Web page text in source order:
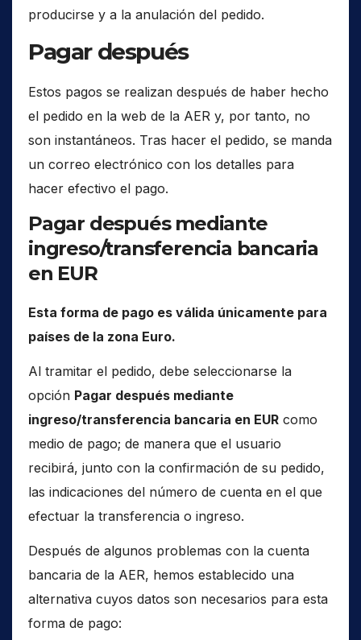
producirse y a la anulación del pedido.
Pagar después
Estos pagos se realizan después de haber hecho
el pedido en la web de la AER y, por tanto, no
son instantáneos. Tras hacer el pedido, se manda
un correo electrónico con los detalles para
hacer efectivo el pago.
Pagar después mediante
ingreso/transferencia bancaria
en EUR
Esta forma de pago es válida únicamente para
países de la zona Euro.
Al tramitar el pedido, debe seleccionarse la
opción Pagar después mediante
ingreso/transferencia bancaria en EUR como
medio de pago; de manera que el usuario
recibirá, junto con la confirmación de su pedido,
las indicaciones del número de cuenta en el que
efectuar la transferencia o ingreso.
Después de algunos problemas con la cuenta
bancaria de la AER, hemos establecido una
alternativa cuyos datos son necesarios para esta
forma de pago: